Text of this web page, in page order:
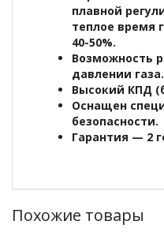
плавной
теплое время
40-50%.
Возможность
давлении газа.
Высокий КПД
Оснащен
безопасности.
Гарантия — 2
Похожие товары